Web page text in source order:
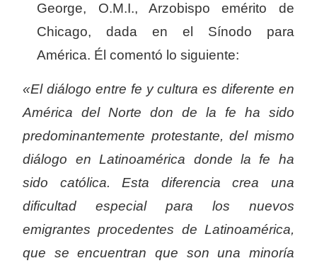
George, O.M.I., Arzobispo emérito de
Chicago, dada en el Sínodo para
América. Él comentó lo siguiente:
«El diálogo entre fe y cultura es diferente en
América del Norte don de la fe ha sido
predominantemente protestante, del mismo
diálogo en Latinoamérica donde la fe ha
sido católica. Esta diferencia crea una
dificultad especial para los nuevos
emigrantes procedentes de Latinoamérica,
que se encuentran que son una minoría